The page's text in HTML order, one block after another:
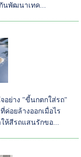
นพัฒนาเทค...
อย่าง "ขี้นกตกใส่รถ"
ค่อยล้างออกเมื่อไร
ห้สีรถแสนรักขอ...